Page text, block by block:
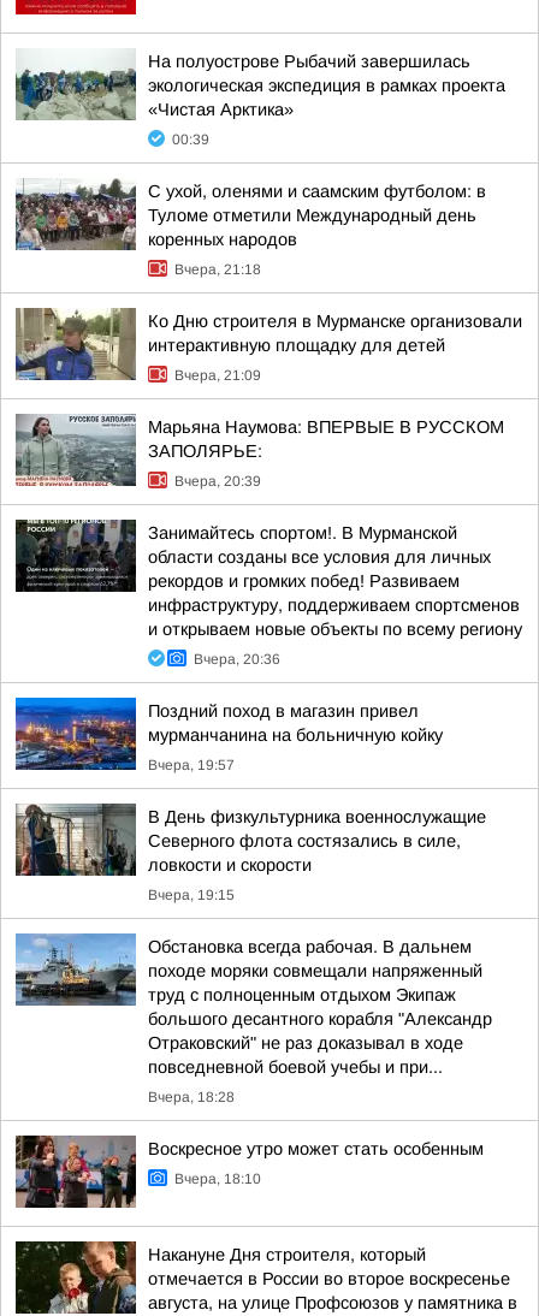
На полуострове Рыбачий завершилась
экологическая экспедиция в рамках проекта
«Чистая Арктика»
00:39
С ухой, оленями и саамским футболом: в
Туломе отметили Международный день
коренных народов
Вчера, 21:18
Ко Дню строителя в Мурманске организовали
интерактивную площадку для детей
Вчера, 21:09
Марьяна Наумова: ВПЕРВЫЕ В РУССКОМ
ЗАПОЛЯРЬЕ:
Вчера, 20:39
Занимайтесь спортом!. В Мурманской
области созданы все условия для личных
рекордов и громких побед! Развиваем
инфраструктуру, поддерживаем спортсменов
и открываем новые объекты по всему региону
Вчера, 20:36
Поздний поход в магазин привел
мурманчанина на больничную койку
Вчера, 19:57
В День физкультурника военнослужащие
Северного флота состязались в силе,
ловкости и скорости
Вчера, 19:15
Обстановка всегда рабочая. В дальнем
походе моряки совмещали напряженный
труд с полноценным отдыхом Экипаж
большого десантного корабля "Александр
Отраковский" не раз доказывал в ходе
повседневной боевой учебы и при...
Вчера, 18:28
Воскресное утро может стать особенным
Вчера, 18:10
Накануне Дня строителя, который
отмечается в России во второе воскресенье
августа, на улице Профсоюзов у памятника в